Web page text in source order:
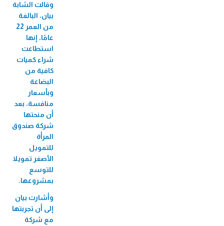
وقالت الشابة
بيان، البالغة
من العمر 22
عامًا، إنها
استطاعت
شراء كميات
كافية من
البضاعة
وبأسعار
منافسة، بعد
أن منحتها
شركة صندوق
المرأة
للتمويل
الأصغر تمويلا
للتوسع
بمشروعها.
وأشارت بيان
إلى أن تجربتها
مع شركة